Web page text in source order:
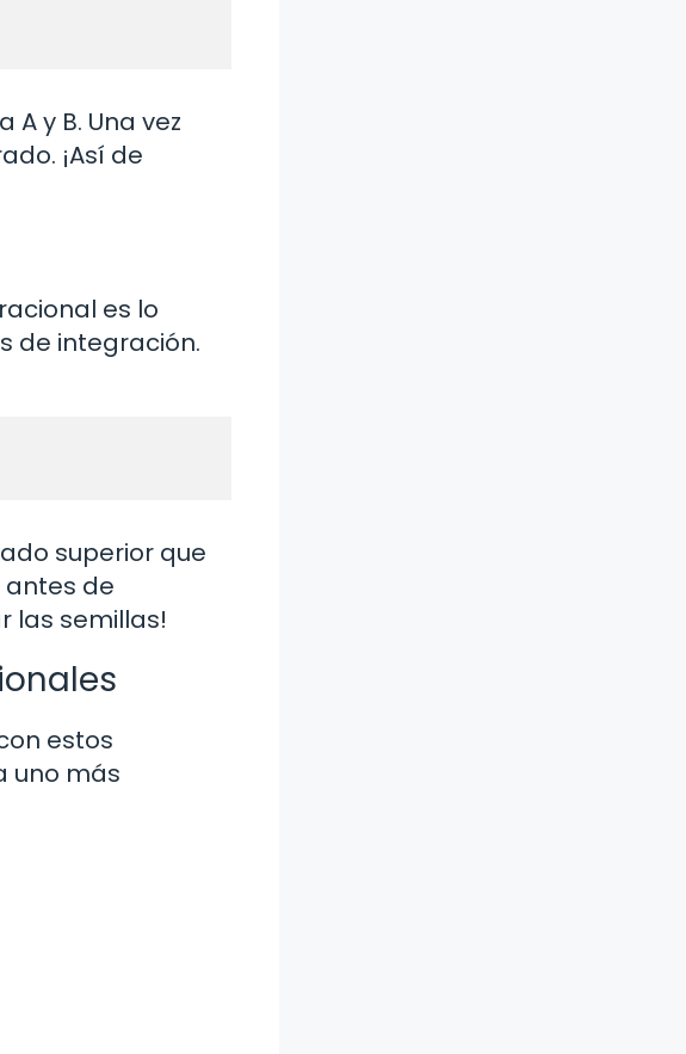
y B. Una vez
¡Así de
es lo
de integración.
superior que
antes de
las semillas!
estos
uno más